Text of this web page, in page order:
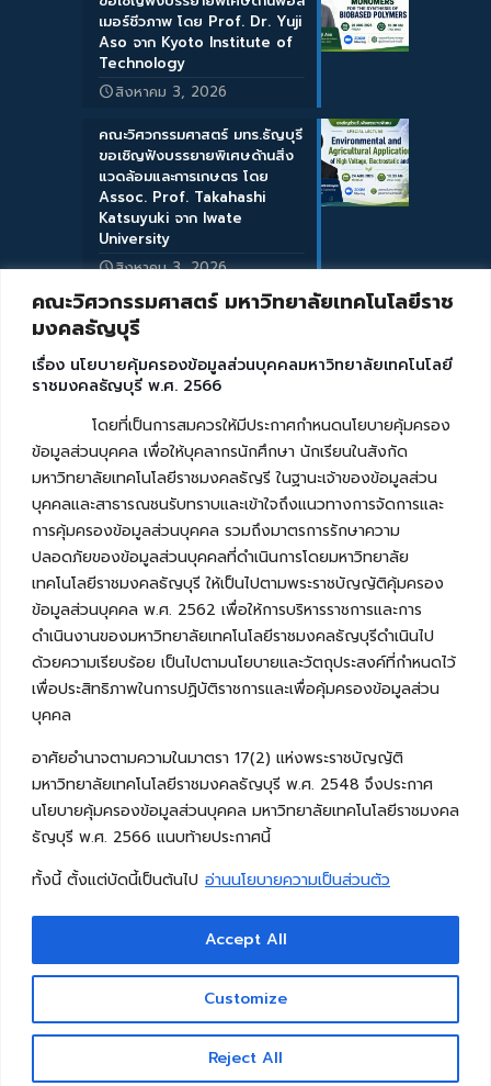
คณะวิศวกรรมศาสตร์ มหาวิทยาลัยเทคโนโลยีราช
มงคลธัญบุรี
เรื่อง นโยบายคุ้มครองข้อมูลส่วนบุคคลมหาวิทยาลัยเทคโนโลยี
ราชมงคลธัญบุรี พ.ศ. 2566
โดยที่เป็นการสมควรให้มีประกาศกำหนดนโยบายคุ้มครอง
ข้อมูลส่วนบุคคล เพื่อให้บุคลากรนักศึกษา นักเรียนในสังกัด
มหาวิทยาลัยเทคโนโลยีราชมงคลธัญรี ในฐานะเจ้าของข้อมูลส่วน
บุคคลและสาธารณชนรับทราบและเข้าใจถึงแนวทางการจัดการและ
การคุ้มครองข้อมูลส่วนบุคคล รวมถึงมาตรการรักษาความ
ปลอดภัยของข้อมูลส่วนบุคคลที่ดำเนินการโดยมหาวิทยาลัย
เทคโนโลยีราชมงคลธัญบุรี ให้เป็นไปตามพระราชบัญญัติคุ้มครอง
ข้อมูลส่วนบุคคล พ.ศ. 2562 เพื่อให้การบริหารราชการและการ
ดำเนินงานของมหาวิทยาลัยเทคโนโลยีราชมงคลธัญบุรีดำเนินไป
ด้วยความเรียบร้อย เป็นไปตามนโยบายและวัตถุประสงค์ที่กำหนดไว้
เพื่อประสิทธิภาพในการปฏิบัติราชการและเพื่อคุ้มครองข้อมูลส่วน
บุคคล
อาศัยอำนาจตามความในมาตรา 17(2) แห่งพระราชบัญญัติ
มหาวิทยาลัยเทคโนโลยีราชมงคลธัญบุรี พ.ศ. 2548 จึงประกาศ
นโยบายคุ้มครองข้อมูลส่วนบุคคล มหาวิทยาลัยเทคโนโลยีราชมงคล
ธัญบุรี พ.ศ. 2566 แนบท้ายประกาศนี้
ทั้งนี้ ตั้งแต่บัดนี้เป็นต้นไป อ่านนโยบายความเป็นส่วนตัว
Customize
Reject All
Accept All
เมอร์ชีวภาพ โดย Prof. Dr. Yuji
Aso จาก Kyoto Institute of
Technology
สิงหาคม 3, 2026
คณะวิศวกรรมศาสตร์ มทร.ธัญบุรี
ขอเชิญฟังบรรยายพิเศษด้านสิ่ง
แวดล้อมและการเกษตร โดย
Assoc. Prof. Takahashi
Katsuyuki จาก Iwate
University
สิงหาคม 3, 2026
Copyright © 2026 คณะวิศวกรรมศาสตร์ มหาวิทยาลัย
เทคโนโลยีราชมงคลธัญบุรี